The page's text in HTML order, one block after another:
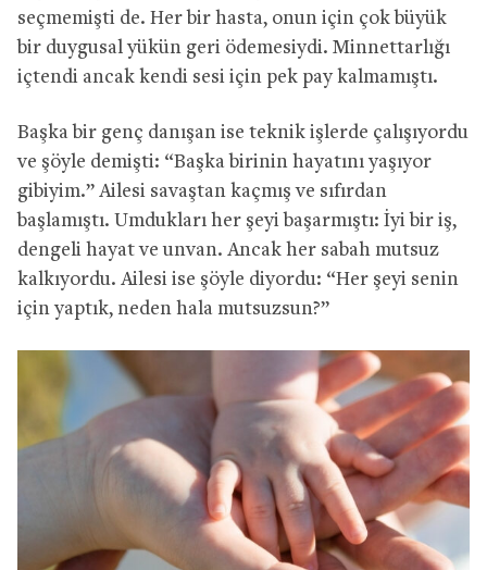
seçmemişti de. Her bir hasta, onun için çok büyük
bir duygusal yükün geri ödemesiydi. Minnettarlığı
içtendi ancak kendi sesi için pek pay kalmamıştı.
Başka bir genç danışan ise teknik işlerde çalışıyordu
ve şöyle demişti: “Başka birinin hayatını yaşıyor
gibiyim.” Ailesi savaştan kaçmış ve sıfırdan
başlamıştı. Umdukları her şeyi başarmıştı: İyi bir iş,
dengeli hayat ve unvan. Ancak her sabah mutsuz
kalkıyordu. Ailesi ise şöyle diyordu: “Her şeyi senin
için yaptık, neden hala mutsuzsun?”